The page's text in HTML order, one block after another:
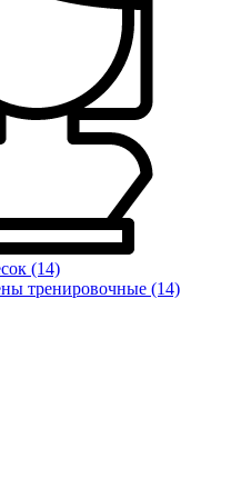
(14)
тренировочные (14)